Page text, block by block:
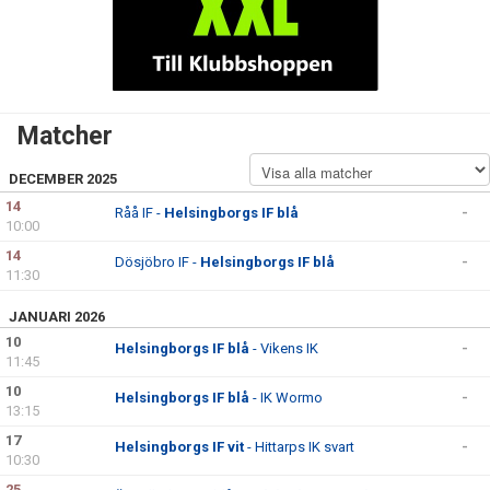
BILDGALLERI
DOKUMENT
Matcher
DECEMBER 2025
14
10:00
Råå IF - Helsingborgs IF blå -
14
11:30
Dösjöbro IF - Helsingborgs IF blå -
JANUARI 2026
10
11:45
Helsingborgs IF blå - Vikens IK -
10
13:15
Helsingborgs IF blå - IK Wormo -
17
10:30
Helsingborgs IF vit - Hittarps IK svart -